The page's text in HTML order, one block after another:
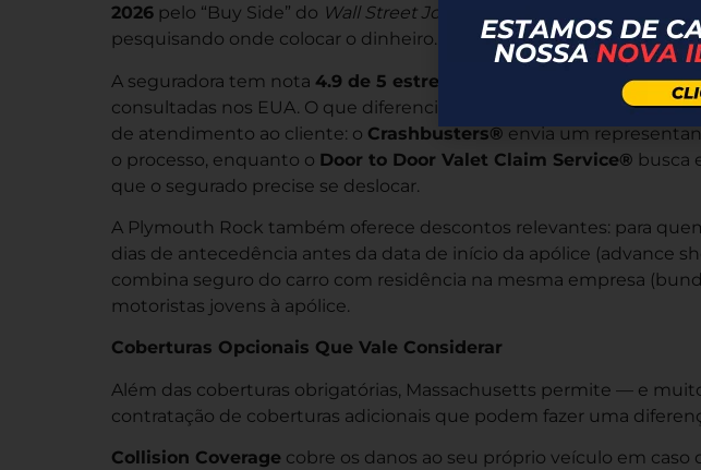
2026 pelo “Buy Side” do Wall Street Journal
— uma distinção que
pesquisando onde colocar o dinheiro.
A seguradora tem nota 4.9 de 5 estrelas
no NerdWallet, uma das
consultadas nos EUA. O que diferencia a Plymouth Rock na hora do
de atendimento ao cliente: o Crashbusters®envia um
o processo, enquanto o Door to Door Valet Claim Service® busca
que o segurado precise se deslocar.
A Plymouth Rock também oferece descontos relevantes: para
dias de antecedência antes da data de início da apólice (advance
combina seguro do carro com residência na mesma empresa
motoristas jovens à apólice.
Coberturas Opcionais Que Vale Considerar
Além das coberturas obrigatórias, Massachusetts permite — e
contratação de coberturas adicionais que podem fazer uma
Collision Coverage cobre os danos ao seu próprio veículo em